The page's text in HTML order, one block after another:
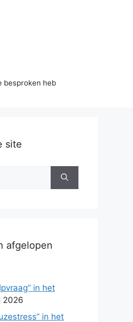
besproken heb
site
afgelopen
in het
2026
in het